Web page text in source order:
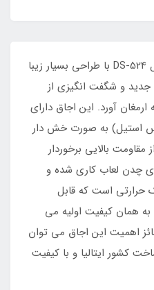
اجاق گاز صفحه ای داتیس مدل DS-524 با طراحی بسیار زیبا
جدید و شگفت انگیزی از
آورد. این اجاق دارای
استیل) به صورت خش دار
بالایی برخوردار
چدن لعاب کاری شده و
حرارتی است که قابل
همان کیفیت اولیه می
اهمیت این اجاق می توان
کشور ایتالیا و با کیفیت